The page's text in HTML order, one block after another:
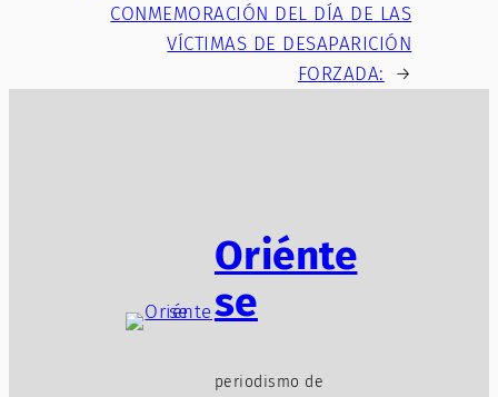
CONMEMORACIÓN DEL DÍA DE LAS
VÍCTIMAS DE DESAPARICIÓN
FORZADA:
→
Oriénte
se
periodismo de